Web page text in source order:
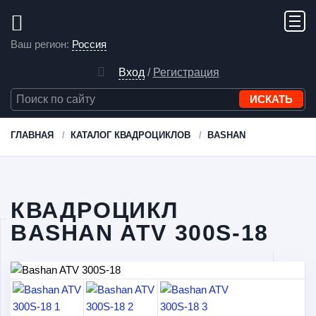
Ваш регион: Россия
Вход / Регистрация
ГЛАВНАЯ КАТАЛОГ КВАДРОЦИКЛОВ BASHAN
КВАДРОЦИКЛ
BASHAN ATV 300S-18